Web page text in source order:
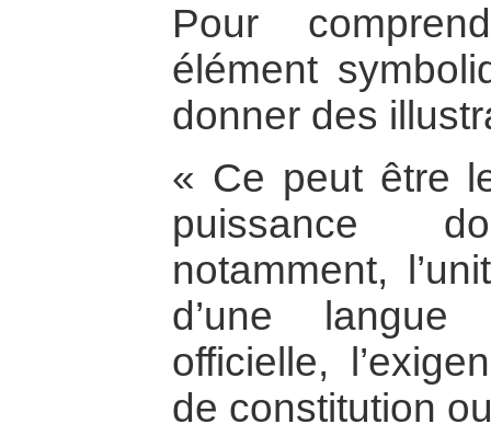
Pour
élément
donner des
« Ce peut être
puissance
notamment,
d’une
officielle,
de constitution